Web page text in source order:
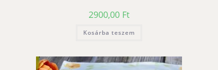
2900,00 Ft
Kosárba teszem